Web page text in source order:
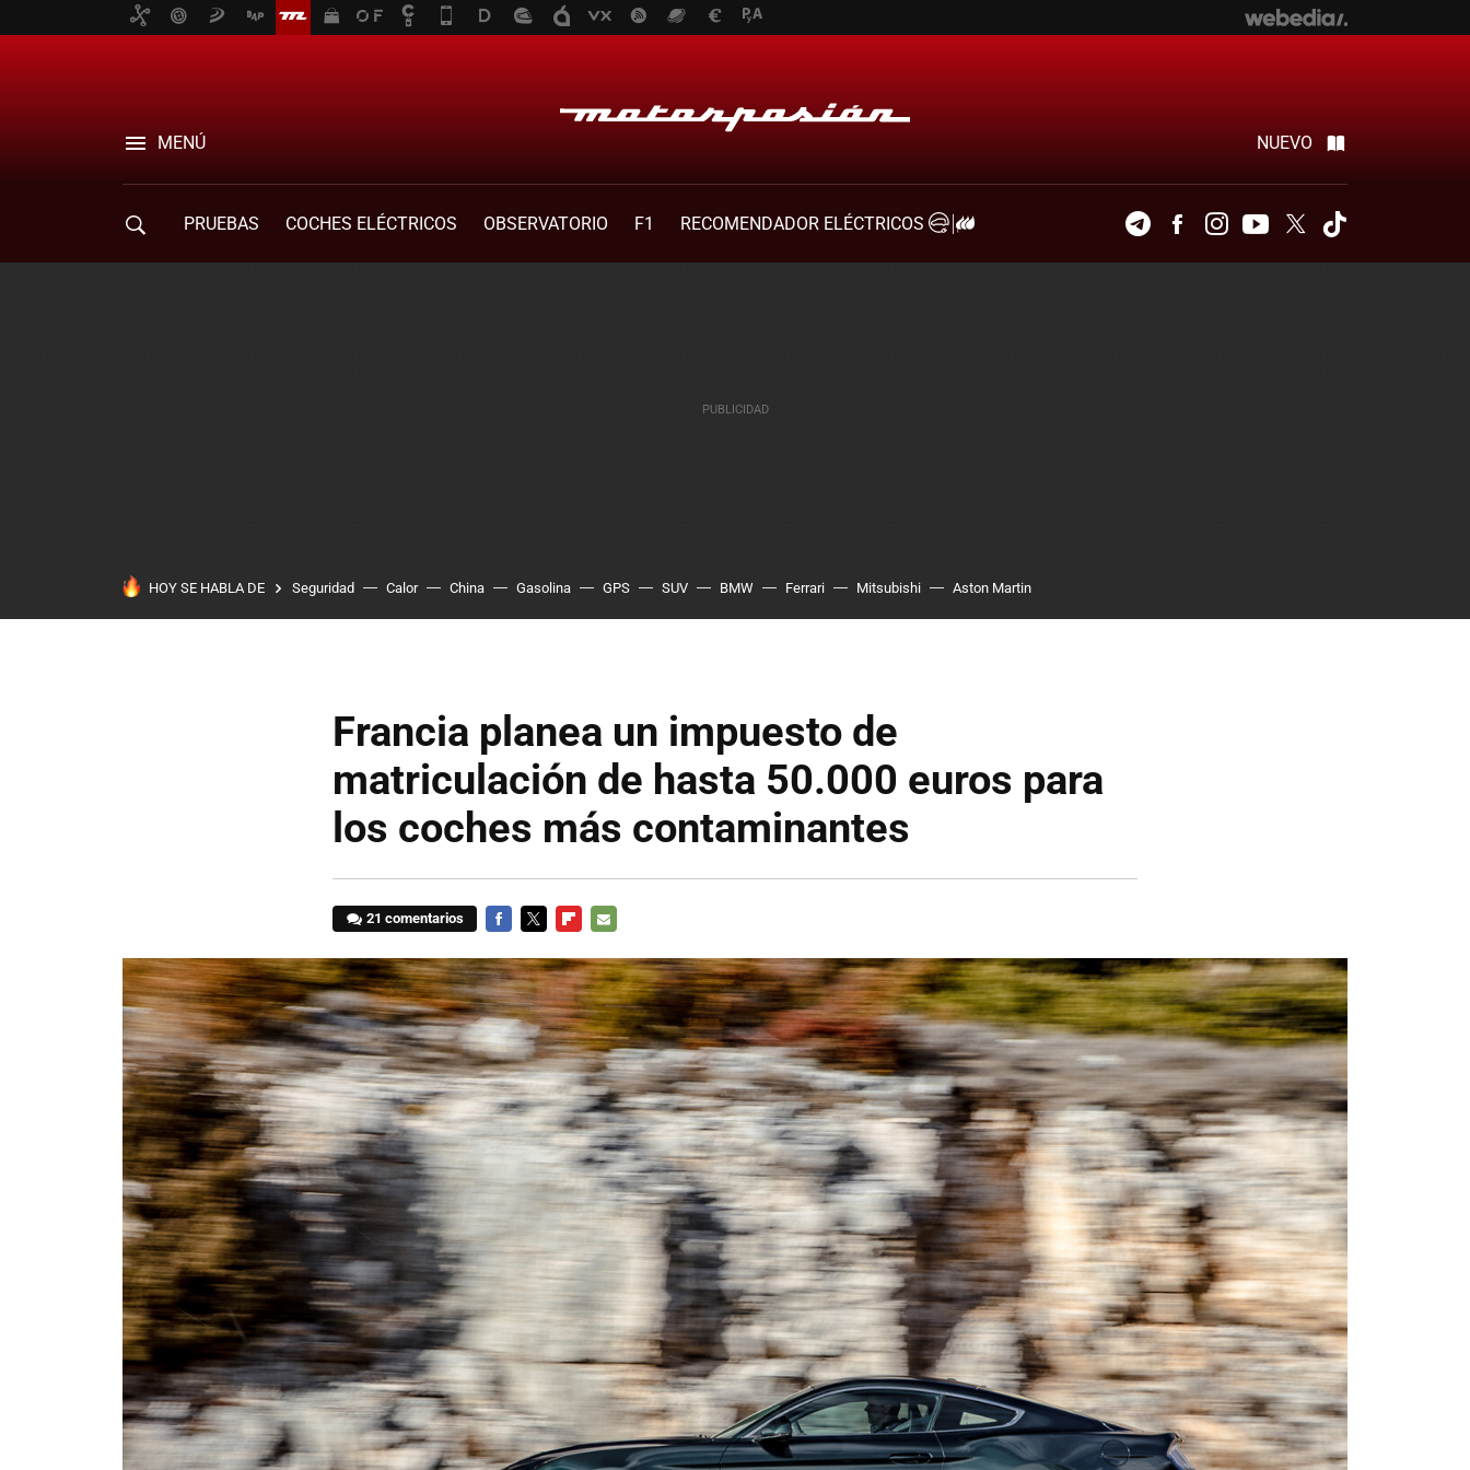
MENÚ NUEVO
PRUEBAS COCHES ELÉCTRICOS OBSERVATORIO F1
RECOMENDADOR ELÉCTRICOS
TelegramFacebookInstagramYoutubeTwitter
HOY SE HABLA DE Seguridad Calor China Gasolina GPS SUV BMW Ferrari Mitsubishi Aston Martin
Francia planea un impuesto de
matriculación de hasta 50.000 euros para
los coches más contaminantes
21 comentarios
MAIL